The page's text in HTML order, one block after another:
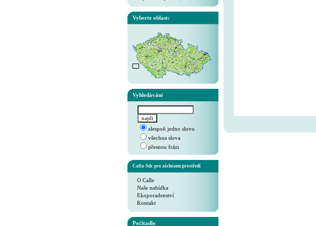
Vyberte oblast:
Vyhledávání
alespoň jedno slovo
všechna slova
přesnou frázi
Calla-Sdr. pro záchranu prostředí
O Calle
Naše nabídka
Ekoporadenství
Kontakt
Počítadlo